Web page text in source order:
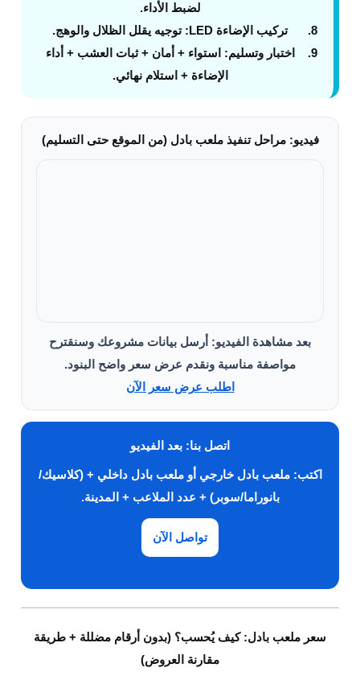
لضبط الأداء.
تركيب الإضاءة LED
: توجيه يقلل الظلال والوهج.
اختبار وتسليم: استواء + أمان + ثبات العشب + أداء
الإضاءة + استلام نهائي.
فيديو: مراحل تنفيذ ملعب بادل (من الموقع حتى التسليم)
بعد مشاهدة الفيديو: أرسل بيانات مشروعك وسنقترح
مواصفة مناسبة ونقدم عرض سعر واضح البنود.
اطلب عرض سعر الآن
اتصل بنا: بعد الفيديو
اكتب:ملعب بادل خارجي أوملعب بادل داخلي + (كلاسيك/
بانوراما/سوبر) + عدد الملاعب + المدينة.
تواصل الآن
سعر ملعب بادل: كيف يُحسب؟ (بدون أرقام مضللة + طريقة
مقارنة العروض)